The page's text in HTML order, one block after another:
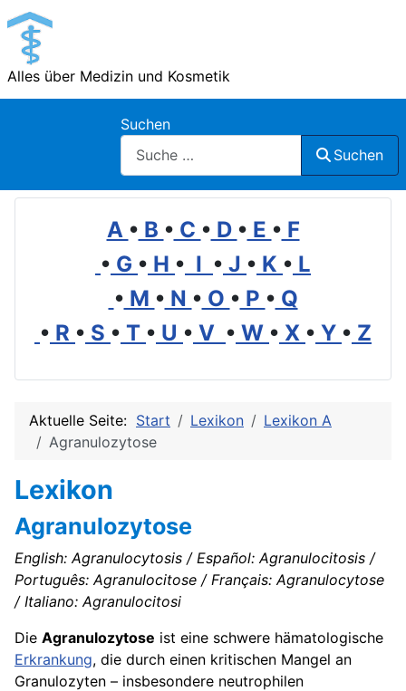
Alles über Medizin und Kosmetik
Suchen
Suchen
A • B • C • D • E • F
• G • H • I • J • K • L
• M • N • O • P • Q
• R • S • T • U • V • W • X • Y • Z
Aktuelle Seite: Start Lexikon
Lexikon A
Agranulozytose
Lexikon
Agranulozytose
English: Agranulocytosis / Español: Agranulocitosis /
Português: Agranulocitose / Français: Agranulocytose
/ Italiano: Agranulocitosi
Die Agranulozytose ist eine schwere hämatologische
Erkrankung, die durch einen kritischen Mangel an
Granulozyten – insbesondere neutrophilen